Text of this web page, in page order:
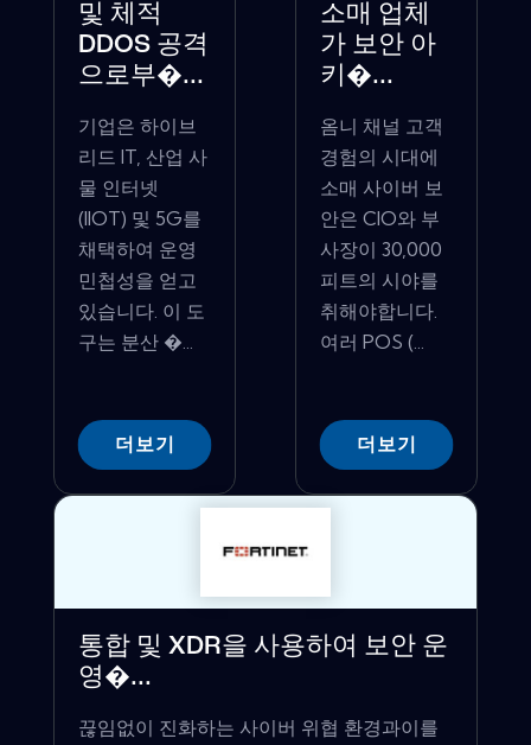
및 체적
DDOS 공격
으로부�...
기업은 하이브
리드 IT, 산업 사
물 인터넷
(IIOT) 및 5G를
채택하여 운영
민첩성을 얻고
있습니다. 이 도
구는 분산 �...
더보기
소매 업체
가 보안 아
키�...
옴니 채널 고객
경험의 시대에
소매 사이버 보
안은 CIO와 부
사장이 30,000
피트의 시야를
취해야합니다.
여러 POS (...
더보기
통합 및 XDR을 사용하여 보안 운
영�...
끊임없이 진화하는 사이버 위협 환경과이를